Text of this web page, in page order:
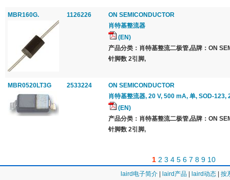
MBR160G. 1126226
ON SEMICONDUCTOR
肖特基整流器
(EN)
产品分类：肖特基整流二极管,品牌：ON
针脚数 2引脚,
MBR0520LT3G 2533224
ON SEMICONDUCTOR
肖特基整流器, 20 V, 500 mA, 单, SOD-123,
(EN)
产品分类：肖特基整流二极管,品牌：ON
针脚数 2引脚,
1 2 3 4 5 6 7 8 9 10
laird电子简介 laird产品 laird动态
按